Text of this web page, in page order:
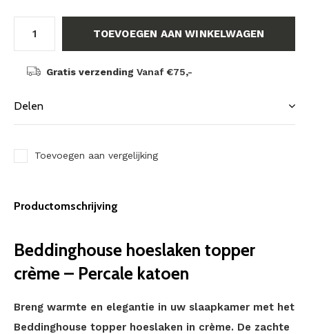
TOEVOEGEN AAN WINKELWAGEN
Gratis verzending Vanaf €75,-
Delen
Toevoegen aan vergelijking
Productomschrijving
Beddinghouse hoeslaken topper
crème – Percale katoen
Breng warmte en elegantie in uw slaapkamer met het
Beddinghouse topper hoeslaken in crème. De zachte